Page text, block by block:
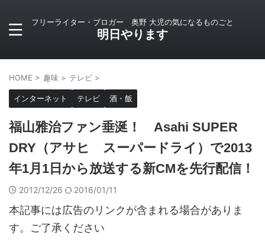
フリーライター・ブロガー 奥野 大児の気になるものごと
明日やります
HOME > 趣味 > テレビ >
インターネット テレビ 酒・飯
福山雅治ファン垂涎！ Asahi SUPER
DRY（アサヒ スーパードライ）で2013
年1月1日から放送する新CMを先行配信！
2012/12/26 2016/01/11
本記事には広告のリンクが含まれる場合がありま
す。ご了承ください